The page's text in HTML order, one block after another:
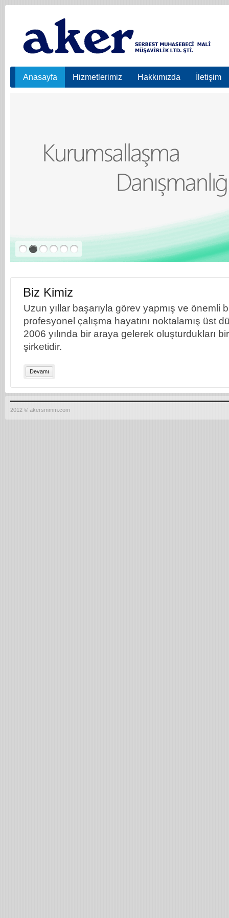
Anasayfa Hizmetlerimiz Hakkımızda İletişim
Biz Kimiz
Uzun yıllar başarıyla görev yapmış ve önemli
profesyonel çalışma hayatını noktalamış üst
2006 yılında bir araya gelerek oluşturdukları
şirketidir.
Devamı
2012 © akersmmm.com